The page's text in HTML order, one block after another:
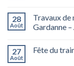
28
Août
Travaux de
Gardanne
27
Août
Fête du